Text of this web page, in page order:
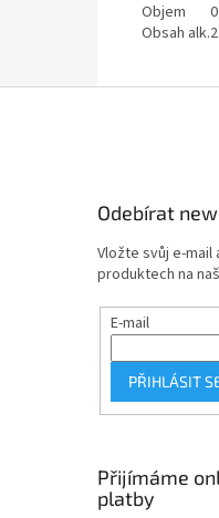
Objem
Obsah alk.
Odebírat
Vložte svůj e-mail
produktech na
E-mail
PŘIHLÁSIT
Přijímáme
platby